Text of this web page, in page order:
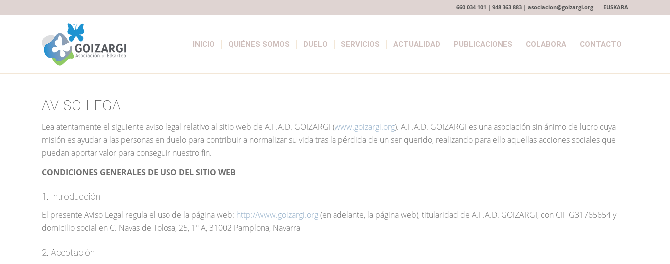
EUSKARA
660 034 101 | 948 363 883 | asociacion@goizargi.org
INICIO QUIÉNES SOMOS DUELO SERVICIOS ACTUALIDAD PUBLICACIONES COLABORA CONTACTO
AVISO LEGAL
Lea atentamente el siguiente aviso legal relativo al sitio web de A.F.A.D. GOIZARGI (www.goizargi.org). A.F.A.D. GOIZARGI es una asociación sin ánimo de lucro cuya
misión es ayudar a las personas en duelo para contribuir a normalizar su vida tras la pérdida de un ser querido, realizando para ello aquellas acciones sociales que
puedan aportar valor para conseguir nuestro fin.
CONDICIONES GENERALES DE USO DEL SITIO WEB
1. Introducción
El presente Aviso Legal regula el uso de la página web: http://www.goizargi.org(en adelante, la página web), titularidad de A.F.A.D. GOIZARGI, con CIF G31765654 y
domicilio social en C. Navas de Tolosa, 25, 1º A, 31002 Pamplona, Navarra
2. Aceptación